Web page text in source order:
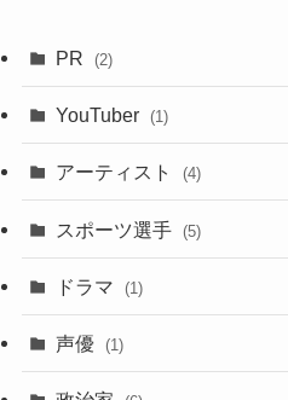
PR (2)
YouTuber (1)
アーティスト (4)
スポーツ選手 (5)
ドラマ (1)
声優 (1)